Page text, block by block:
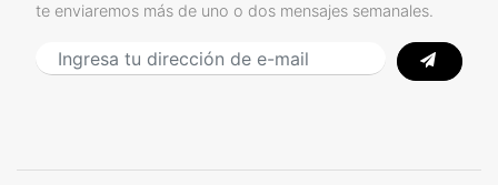
te enviaremos más de uno o dos mensajes semanales.